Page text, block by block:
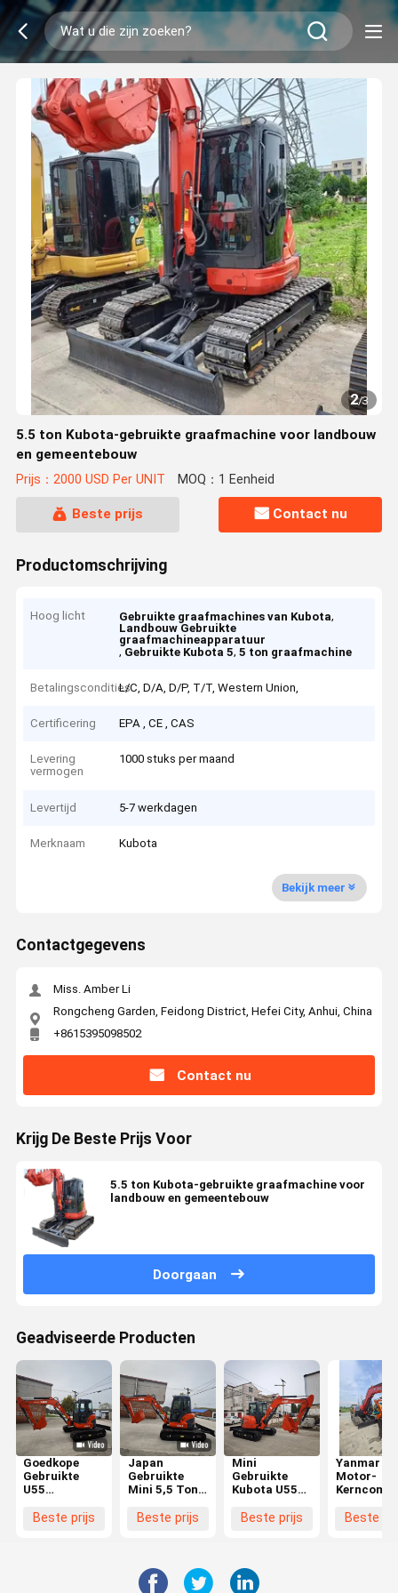
2/3
5.5 ton Kubota-gebruikte graafmachine voor landbouw
en gemeentebouw
Prijs：2000 USD Per UNIT MOQ：1 Eenheid
Beste prijs Contact nu
Productomschrijving
Hoog licht Gebruikte graafmachines van Kubota,
Landbouw Gebruikte
graafmachineapparatuur
, Gebruikte Kubota 5,5 ton graafmachine
BetalingsconditiesL/C, D/A, D/P, T/T, Western Union,
Certificering EPA , CE , CAS
Levering
vermogen
1000 stuks per maand
Levertijd 5-7 werkdagen
Merknaam Kubota
Bekijk meer
Contactgegevens
Miss. Amber Li
Rongcheng Garden, Feidong District, Hefei City, Anhui, China
+8615395098502
Contact nu
Krijg De Beste Prijs Voor
5.5 ton Kubota-gebruikte graafmachine voor
landbouw en gemeentebouw
Doorgaan
Geadviseerde Producten
Goedkope
Gebruikte
U55
5 Ton Kleine
Beste prijs
Japan
Gebruikte
Mini 5,5 Ton
Kubota U55
U55 U35
Kleine
Beste prijs
Mini
Gebruikte
Kubota U55
Kubota 5,5
Beste prijs
Yanmar
Motor-
Japan
Beste